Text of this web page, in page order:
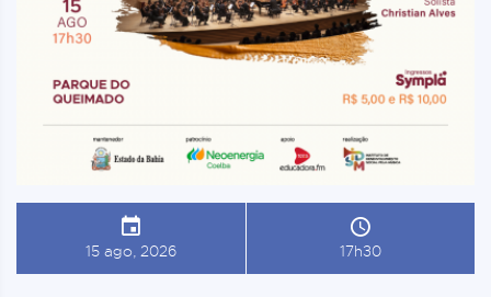
15 ago, 2026 17h30